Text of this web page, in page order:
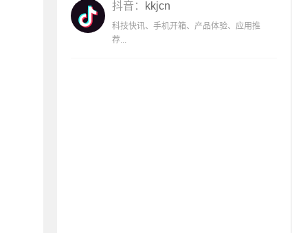
抖音： kkjcn
科技快讯、手机开箱、产品体验、应用推
荐...